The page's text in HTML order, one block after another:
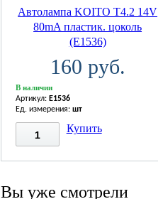
Автолампа KOITO T4.2 14V
80mA пластик. цоколь
(E1536)
160 руб.
В наличии
Артикул: E1536
Ед. измерения: шт
Купить
Вы уже смотрели